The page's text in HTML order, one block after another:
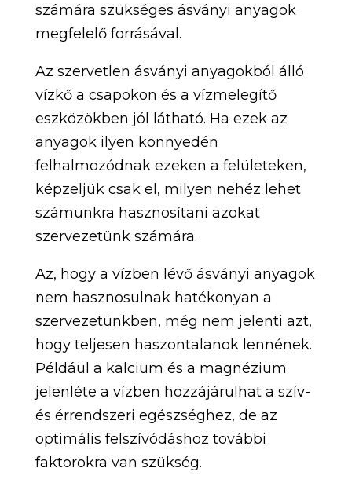
számára szükséges ásványi anyagok
megfelelő forrásával.
Az szervetlen ásványi anyagokból álló
vízkő a csapokon és a vízmelegítő
eszközökben jól látható. Ha ezek az
anyagok ilyen könnyedén
felhalmozódnak ezeken a felületeken,
képzeljük csak el, milyen nehéz lehet
számunkra hasznosítani azokat
szervezetünk számára.
Az, hogy a vízben lévő ásványi anyagok
nem hasznosulnak hatékonyan a
szervezetünkben, még nem jelenti azt,
hogy teljesen haszontalanok lennének.
Például a kalcium és a magnézium
jelenléte a vízben hozzájárulhat a szív-
és érrendszeri egészséghez, de az
optimális felszívódáshoz további
faktorokra van szükség.